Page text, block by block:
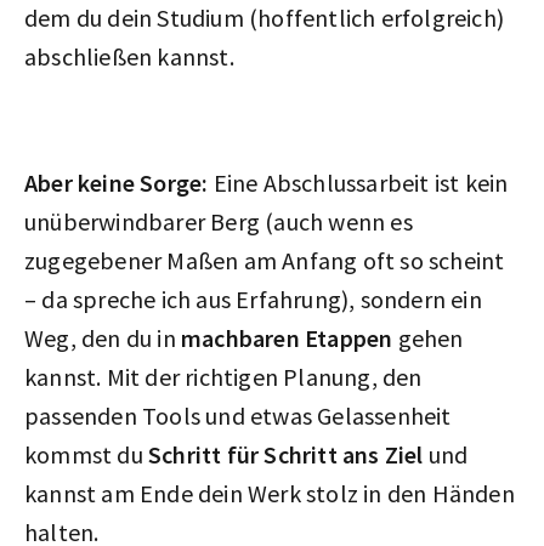
dem du dein Studium (hoffentlich erfolgreich)
abschließen kannst.
Aber keine Sorge: Eine Abschlussarbeit ist kein
unüberwindbarer Berg (auch wenn es
zugegebener Maßen am Anfang oft so scheint
– da spreche ich aus Erfahrung), sondern ein
Weg, den du in machbaren Etappen gehen
kannst. Mit der richtigen Planung, den
passenden Tools und etwas Gelassenheit
kommst du Schritt für Schritt ans Ziel und
kannst am Ende dein Werk stolz in den Händen
halten.